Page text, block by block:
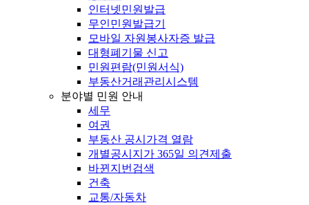
인터넷민원발급
무인민원발급기
모바일 자원봉사자증 발급
대형폐기물 신고
민원편람(민원서식)
부동산거래관리시스템
분야별 민원 안내
세무
여권
부동산 공시가격 열람
개별공시지가 365일 의견제출
바뀐지번검색
건축
교통/자동차